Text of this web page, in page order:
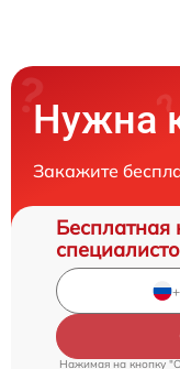
Нужна
Закажите
Бесплатная
Нажимая на кнопку